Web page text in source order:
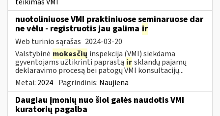
nuotoliniuose VMI praktiniuose seminaruose dar
ne vėlu - registruotis jau galima ir
Web turinio sąrašas 2024-03-20
Valstybinė mokesčių inspekcija (VMI) siekdama
gyventojams užtikrinti paprastą irsklandų pajamų
deklaravimo procesą bei patogų VMI konsultacijų...
Metai: 2024 Pagrindinis: Naujiena
Daugiau įmonių nuo šiol galės naudotis VMI
kuratorių pagalba